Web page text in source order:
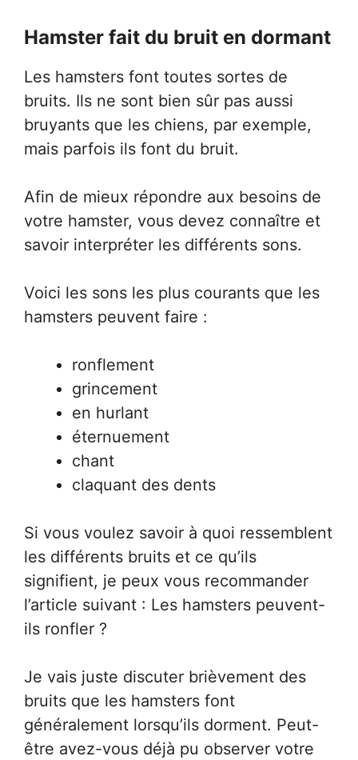
Hamster fait du bruit en dormant
Les hamsters font toutes sortes de
bruits. Ils ne sont bien sûr pas aussi
bruyants que les chiens, par exemple,
mais parfois ils font du bruit.
Afin de mieux répondre aux besoins de
votre hamster, vous devez connaître et
savoir interpréter les différents sons.
Voici les sons les plus courants que les
hamsters peuvent faire :
ronflement
grincement
en hurlant
éternuement
chant
claquant des dents
Si vous voulez savoir à quoi ressemblent
les différents bruits et ce qu’ils
signifient, je peux vous recommander
l’article suivant : Les hamsters peuvent-
ils ronfler ?
Je vais juste discuter brièvement des
bruits que les hamsters font
généralement lorsqu’ils dorment. Peut-
être avez-vous déjà pu observer votre